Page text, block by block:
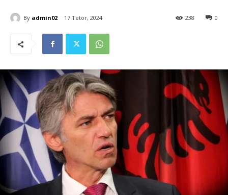
By admin02 17 Tetor, 2024 0
238